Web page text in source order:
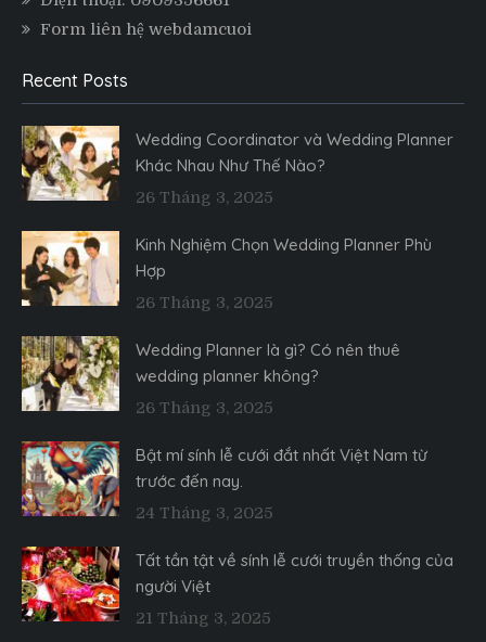
Form liên hệ webdamcuoi
Recent Posts
Wedding Coordinator và Wedding Planner
Khác Nhau Như Thế Nào?
26 Tháng 3, 2025
Kinh Nghiệm Chọn Wedding Planner Phù
Hợp
26 Tháng 3, 2025
Wedding Planner là gì? Có nên thuê
wedding planner không?
26 Tháng 3, 2025
Bật mí sính lễ cưới đắt nhất Việt Nam từ
trước đến nay.
24 Tháng 3, 2025
Tất tần tật về sính lễ cưới truyền thống của
người Việt
21 Tháng 3, 2025